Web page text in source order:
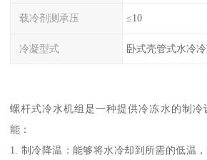
载冷剂测承压 ≤10
冷凝型式 卧式壳管式水冷
螺杆式冷水机组是一种提供冷冻水的制冷
能：
1. 制冷降温：能够将水冷却到所需的低温